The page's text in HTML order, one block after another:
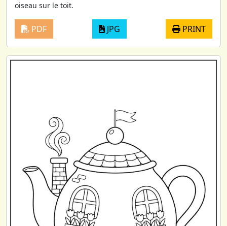
oiseau sur le toit.
PDF JPG PRINT